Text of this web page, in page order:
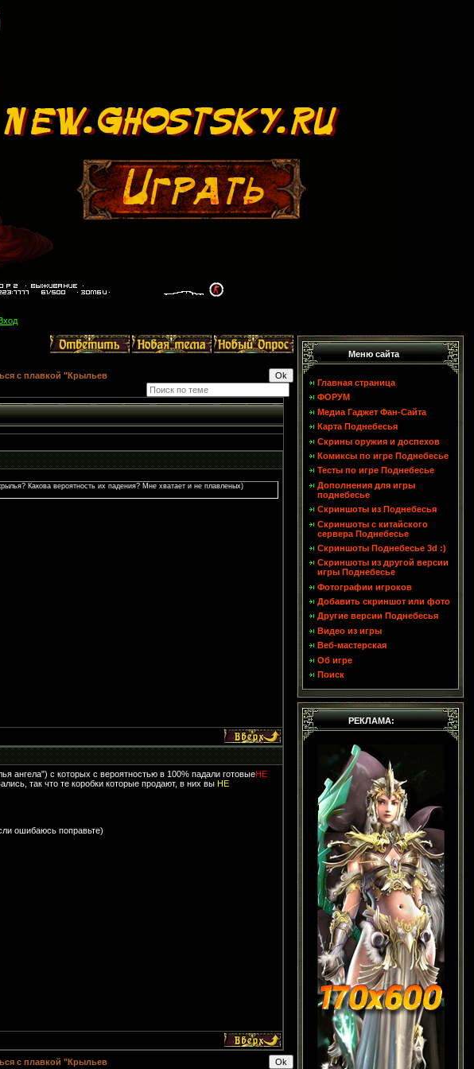
с плавкой "Крыльев
Какова вероятность их падения? Мне хватает и не плавленых)
ангела") с которых с вероятностью в 100% падали готовыеНЕ
так что те коробки которые продают, в них выНЕ
ошибаюсь поправьте)
с плавкой "Крыльев
Меню сайта
Главная страница
ФОРУМ
Медиа Гаджет Фан-Сайта
Карта Поднебесья
Скрины оружия и доспехов
Комиксы по игре Поднебесье
Тесты по игре Поднебесье
Дополнения для игры
поднебесье
Скриншоты из Поднебесья
Скриншоты с китайского
сервера Поднебесье
Скриншоты Поднебесье 3d :)
Скриншоты из другой версии
игры Поднебесье
Фотографии игроков
Добавить скриншот или фото
Другие версии Поднебесья
Видео из игры
Веб-мастерская
Об игре
Поиск
РЕКЛАМА: